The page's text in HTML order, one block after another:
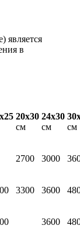
является
в
20х30
см
24х30
см
см
2700 3000
3300 3600
3600